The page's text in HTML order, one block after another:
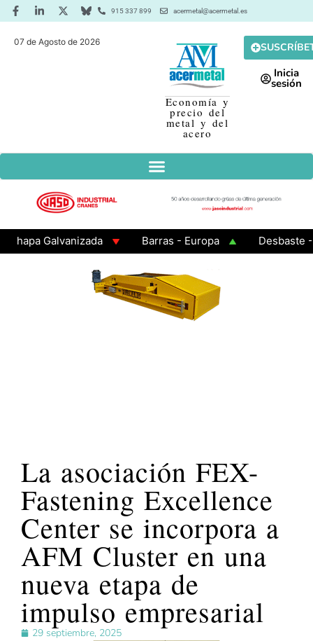
915 337 899 acermetal@acermetal.es
07 de Agosto de 2026
Economía y
precio del
metal y del
acero
Inicia
sesión
Galvanizada Barras - Europa
Desbaste -
La asociación FEX-
Fastening Excellence
Center se incorpora a
AFM Cluster en una
nueva etapa de
impulso empresarial
29 septiembre, 2025